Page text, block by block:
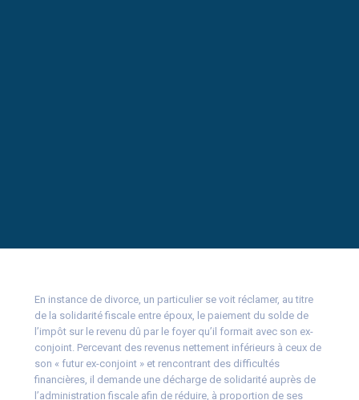
En instance de divorce, un particulier se voit réclamer, au titre
de la solidarité fiscale entre époux, le paiement du solde de
l’impôt sur le revenu dû par le foyer qu’il formait avec son ex-
conjoint. Percevant des revenus nettement inférieurs à ceux de
son « futur ex-conjoint » et rencontrant des difficultés
financières, il demande une décharge de solidarité auprès de
l’administration fiscale afin de réduire, à proportion de ses